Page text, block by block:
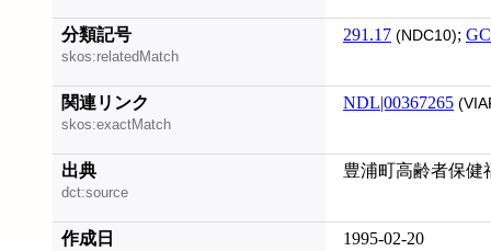
分類記号
skos:relatedMatch
291.17 (NDC10);
関連リンク
skos:exactMatch
NDL|00367265
出典
dct:source
豊浦町高齢者保健
作成日 1995-02-20